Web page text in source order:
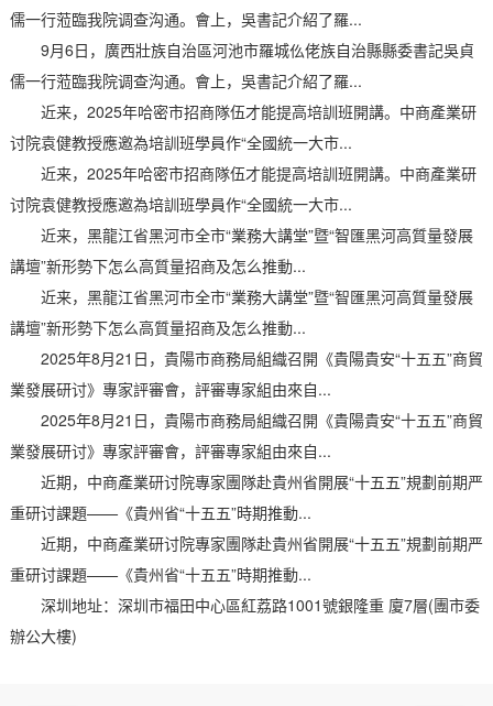
儒一行蒞臨我院调查沟通。會上，吳書記介紹了羅...
9月6日，廣西壯族自治區河池市羅城仫佬族自治縣縣委書記吳貞
儒一行蒞臨我院调查沟通。會上，吳書記介紹了羅...
近来，2025年哈密市招商隊伍才能提高培訓班開講。中商產業研
讨院袁健教授應邀為培訓班學員作“全國統一大市...
近来，2025年哈密市招商隊伍才能提高培訓班開講。中商產業研
讨院袁健教授應邀為培訓班學員作“全國統一大市...
近来，黑龍江省黑河市全市“業務大講堂”暨“智匯黑河高質量發展
講壇”新形勢下怎么高質量招商及怎么推動...
近来，黑龍江省黑河市全市“業務大講堂”暨“智匯黑河高質量發展
講壇”新形勢下怎么高質量招商及怎么推動...
2025年8月21日，貴陽市商務局組織召開《貴陽貴安“十五五”商貿
業發展研讨》專家評審會，評審專家組由來自...
2025年8月21日，貴陽市商務局組織召開《貴陽貴安“十五五”商貿
業發展研讨》專家評審會，評審專家組由來自...
近期，中商產業研讨院專家團隊赴貴州省開展“十五五”規劃前期严
重研讨課題——《貴州省“十五五”時期推動...
近期，中商產業研讨院專家團隊赴貴州省開展“十五五”規劃前期严
重研讨課題——《貴州省“十五五”時期推動...
深圳地址：深圳市福田中心區紅荔路1001號銀隆重 廈7層(團市委
辦公大樓)